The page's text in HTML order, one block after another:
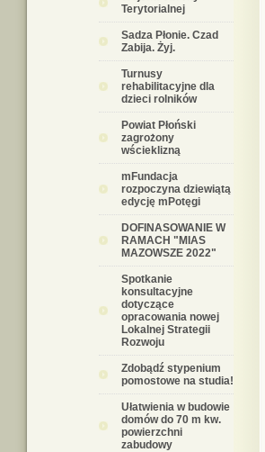
Terytorialnej
Sadza Płonie. Czad
Zabija. Żyj.
Turnusy
rehabilitacyjne dla
dzieci rolników
Powiat Płoński
zagrożony
wścieklizną
mFundacja
rozpoczyna dziewiątą
edycję mPotęgi
DOFINASOWANIE W
RAMACH "MIAS
MAZOWSZE 2022"
Spotkanie
konsultacyjne
dotyczące
opracowania nowej
Lokalnej Strategii
Rozwoju
Zdobądź stypenium
pomostowe na studia!
Ułatwienia w budowie
domów do 70 m kw.
powierzchni
zabudowy